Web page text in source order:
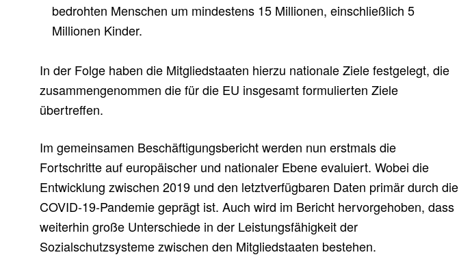
bedrohten Menschen um mindestens 15 Millionen, einschließlich 5
Millionen Kinder.
In der Folge haben die Mitgliedstaaten hierzu nationale Ziele festgelegt, die
zusammengenommen die für die EU insgesamt formulierten Ziele
übertreffen.
Im gemeinsamen Beschäftigungsbericht werden nun erstmals die
Fortschritte auf europäischer und nationaler Ebene evaluiert. Wobei die
Entwicklung zwischen 2019 und den letztverfügbaren Daten primär durch die
COVID-19-Pandemie geprägt ist. Auch wird im Bericht hervorgehoben, dass
weiterhin große Unterschiede in der Leistungsfähigkeit der
Sozialschutzsysteme zwischen den Mitgliedstaaten bestehen.